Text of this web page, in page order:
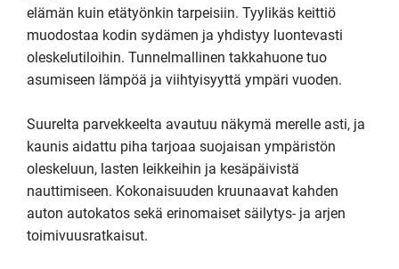
elämän kuin etätyönkin tarpeisiin. Tyylikäs keittiö
muodostaa kodin sydämen ja yhdistyy luontevasti
oleskelutiloihin. Tunnelmallinen takkahuone tuo
asumiseen lämpöä ja viihtyisyyttä ympäri vuoden.
Suurelta parvekkeelta avautuu näkymä merelle asti, ja
kaunis aidattu piha tarjoaa suojaisan ympäristön
oleskeluun, lasten leikkeihin ja kesäpäivistä
nauttimiseen. Kokonaisuuden kruunaavat kahden
auton autokatos sekä erinomaiset säilytys- ja arjen
toimivuusratkaisut.